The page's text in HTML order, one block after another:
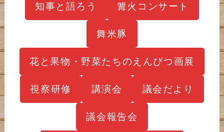
知事と語ろう 篝火コンサート
舞米豚
花と果物・野菜たちのえんぴつ画展
視察研修 講演会 議会だより
議会報告会